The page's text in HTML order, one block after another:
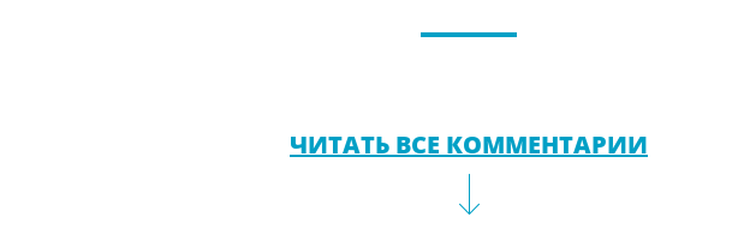
ЧИТАТЬ ВСЕ КОММЕНТАРИИ